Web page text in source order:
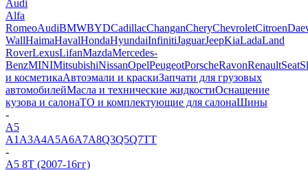
Audi
Alfa
RomeoAudiBMWBYDCadillacChanganCheryChevroletCitroen
WallHaimaHavalHondaHyundaiInfinitiJaguarJeepKiaLadaLand
RoverLexusLifanMazdaMercedes-
BenzMINIMitsubishiNissanOpelPeugeotPorscheRavonRenaultSeat
и косметикаАвтоэмали и краскиЗапчати для грузовых
автомобилейМасла и технические жидкостиОснащение
кузова и салонаТО и комплектующие для салонаШины
-
A5
A1 A3A4A5A6A7A8Q3Q5Q7TT
-
A5 8T (2007-16гг)